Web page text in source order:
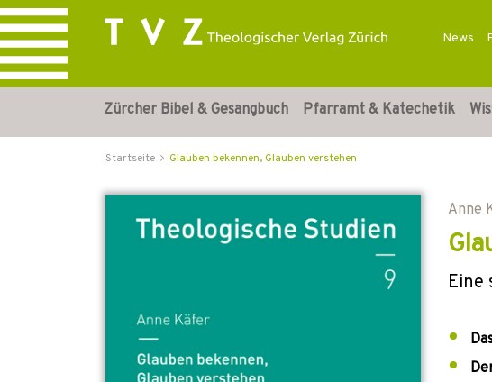
News
Zürcher Bibel & Gesangbuch Pfarramt & Katechetik
Startseite Glauben bekennen, Glauben verstehen
Anne
Eine